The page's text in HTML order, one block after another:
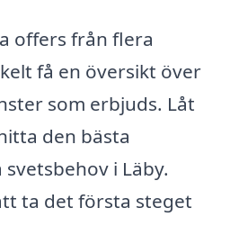
offers från flera
få en översikt över
som erbjuds. Låt
den bästa
i Läby.
ta det första steget